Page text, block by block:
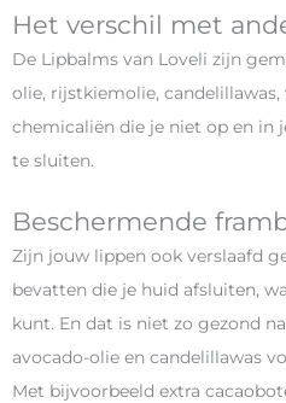
Het verschil met
De Lipbalms van Loveli zijn
olie, rijstkiemolie,
chemicaliën die je niet op en in
te sluiten.
Beschermende
Zijn jouw lippen ook verslaafd
bevatten die je huid afsluiten,
kunt. En dat is niet zo gezond
avocado-olie en candelillawas
Met bijvoorbeeld extra